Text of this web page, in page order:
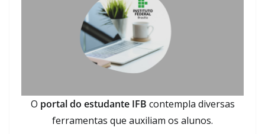
O portal do estudante IFB contempla diversas
ferramentas que auxiliam os alunos.